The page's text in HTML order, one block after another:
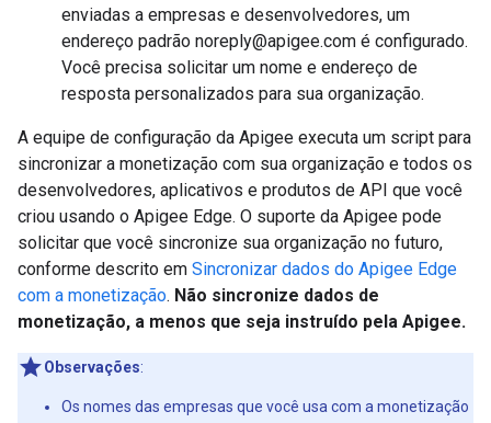
enviadas a empresas e desenvolvedores, um
endereço padrão noreply@apigee.com é configurado.
Você precisa solicitar um nome e endereço de
resposta personalizados para sua organização.
A equipe de configuração da Apigee executa um script para
sincronizar a monetização com sua organização e todos os
desenvolvedores, aplicativos e produtos de API que você
criou usando o Apigee Edge. O suporte da Apigee pode
solicitar que você sincronize sua organização no futuro,
conforme descrito em Sincronizar dados do Apigee Edge
com a monetização. Não sincronize dados de
monetização, a menos que seja instruído pela Apigee.
Observações:
Os nomes das empresas que você usa com a monetização